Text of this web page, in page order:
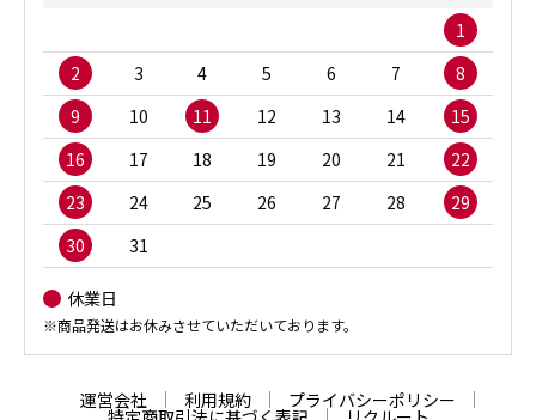
1
2
3 4 5 6 7
8
9
10 11 12 13 14
15
16
17 18 19 20 21
22
23
24 25 26 27 28
29
30
31
休業日
※商品発送はお休みさせていただいております。
運営会社 利用規約 プライバシーポリシー